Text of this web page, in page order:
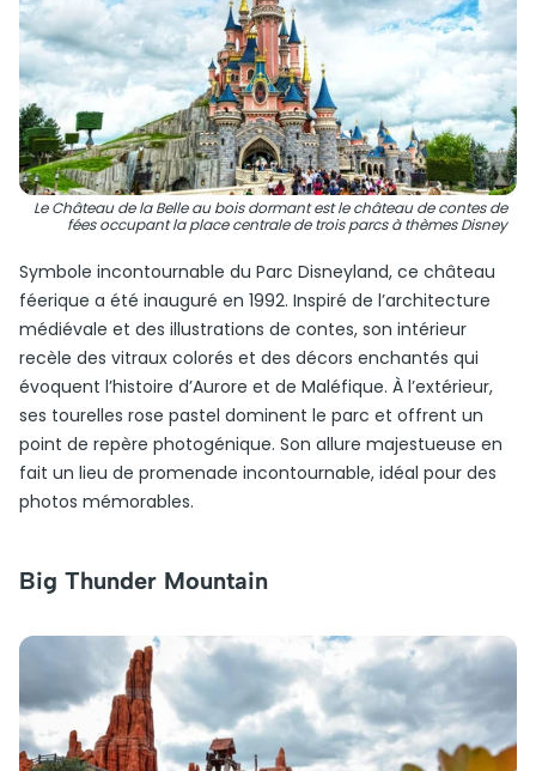
Le Château de la Belle au bois dormant est le château de contes de
fées occupant la place centrale de trois parcs à thèmes Disney
Symbole incontournable du Parc Disneyland, ce château
féerique a été inauguré en 1992. Inspiré de l’architecture
médiévale et des illustrations de contes, son intérieur
recèle des vitraux colorés et des décors enchantés qui
évoquent l’histoire d’Aurore et de Maléfique. À l’extérieur,
ses tourelles rose pastel dominent le parc et offrent un
point de repère photogénique. Son allure majestueuse en
fait un lieu de promenade incontournable, idéal pour des
photos mémorables.
Big Thunder Mountain